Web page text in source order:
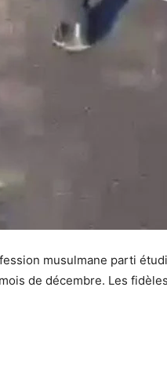
musulmane parti
de décembre. Les